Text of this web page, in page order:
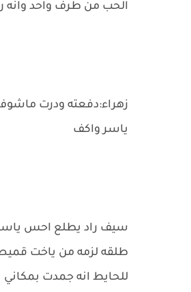
الحب من طرف واحد وانه
زهراء:دفعته ودرت
ياسر واكف
سيف راد يطلع احس
طلقه لزمه من ياخت
للحايط انه جمدت بمكاني